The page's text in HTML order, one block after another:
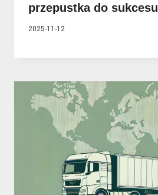
przepustka do sukcesu
2025-11-12